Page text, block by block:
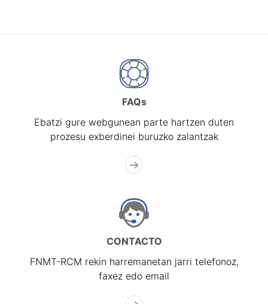
FAQs
Ebatzi gure webgunean parte hartzen duten
prozesu exberdinei buruzko zalantzak
CONTACTO
FNMT-RCM rekin harremanetan jarri telefonoz,
faxez edo email